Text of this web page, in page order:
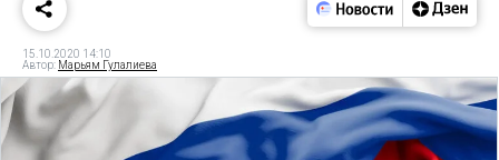
15.10.2020 14:10
Автор: Марьям Гулалиева